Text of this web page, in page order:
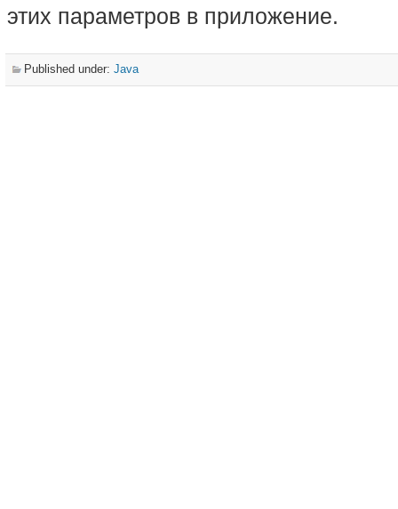
этих параметров в приложение.
Published under: Java